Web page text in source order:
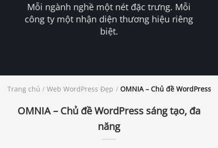
Mỗi ngành nghề một nét đặc trưng. Mỗi
công ty một nhận diện thương hiệu riêng
biệt.
Trang chủ / Web WordPress Đẹp / OMNIA – Chủ đề WordPress
OMNIA – Chủ đề WordPress sáng tạo, đa
năng